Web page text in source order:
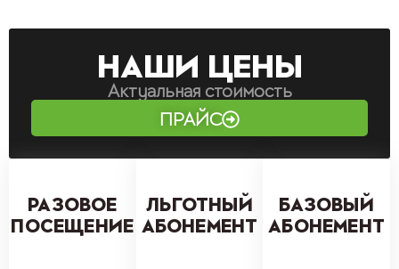
НАШИ ЦЕНЫ
Актуальная стоимость
ПРАЙС
РАЗОВОЕ
ПОСЕЩЕНИЕ
ЛЬГОТНЫЙ
АБОНЕМЕНТ
БАЗОВЫЙ
АБОНЕМЕНТ